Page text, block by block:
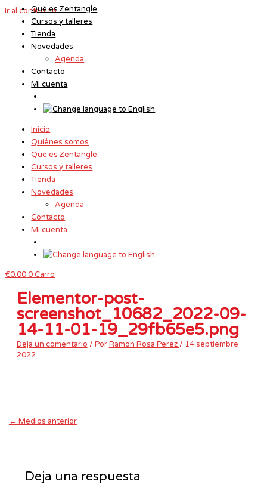
Ir al contenidoQué es Zentangle
Cursos y talleres
Tienda
Novedades
Agenda
Contacto
Mi cuenta
Inicio
Quiénes somos
Qué es Zentangle
Cursos y talleres
Tienda
Novedades
Agenda
Contacto
Mi cuenta
€0.000Carro
Elementor-post-
screenshot_10682_2022-09-
14-11-01-19_29fb65e5.png
Deja un comentario / PorRamon Rosa Perez/ 14 septiembre
2022
← Medios anterior
Deja una respuesta